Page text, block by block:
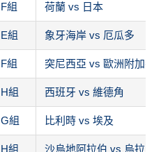
F組 荷蘭 vs 日本
E組 象牙海岸 vs 厄瓜多
F組 突尼西亞 vs 歐洲附加賽
H組 西班牙 vs 維德角
G組 比利時 vs 埃及
H組 沙烏地阿拉伯 vs 烏拉圭